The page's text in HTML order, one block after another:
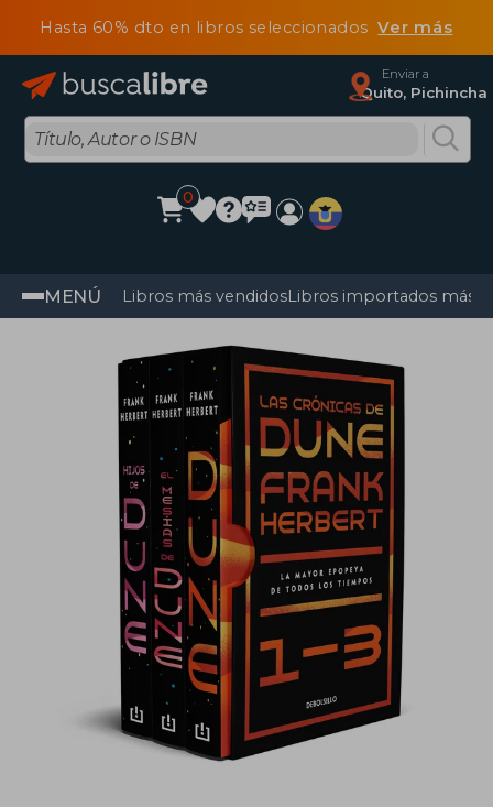
Hasta 60% dto en libros seleccionadosVer más
Enviar a
Quito, Pichincha
0
MENÚ Libros más vendidosLibros importados más